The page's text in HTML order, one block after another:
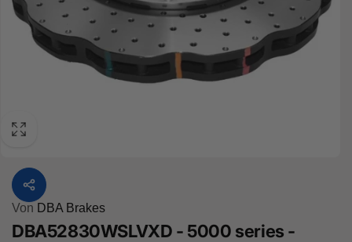
Von DBA Brakes
DBA52830WSLVXD - 5000 series -